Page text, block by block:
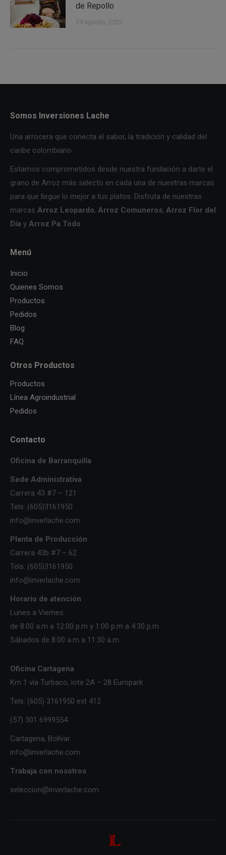
de Repollo
29 agosto, 2022
Somos Inversiones Lache
Una arrocera que conecta el sabor, la tradición y calidad del
caribe colombiano
Estamos comprometidos desde nuestra fundación a darte el
grano de Arroz más selecto en cada una de nuestras marcas
para que llegue lo mejor a tus platos. Disfruta de nuestras
marcas Arroz Leopardo, Arroz Comuneros, Arroz Flor del
Día y Arroz Pa Todo
Menú
Inicio
Quienes Somos
Productos
Pedidos
Blog
FAQ
Otros Productos
Productos
Línea Agroindustrial
Pedidos
Contacto
Oficina de Barranquilla
Sede Administrativa
Carrera 43 #7 – 121
Tels: (605)3161950
info@inverlache.com
Planta de Producción
Carrera 43b #7 – 62
Tels: (605)3161950
info@inverlache.com
Horario de atención
Lunes a Viernes
de 8:00 a.m a 12:00 p.m y 1:00 p.m a 4:30 p.m
Sábados de 8:00 a.m a 11:30 a.m
Oficina Cartagena
Km 1 vía Turbaco, lote 2A – 28 Europark
Tels: (605) 3161950 ext 412
(57) 301 6999554
Cartagena, Bolívar
info@inverlache.com
Trabaja con nosotros
seleccion@inverlache.com